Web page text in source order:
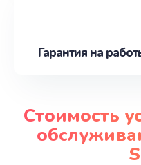
Гарантия на
Стоимость